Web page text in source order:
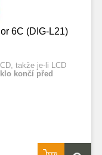
6C (DIG-L21)
takže je-li LCD
končí před